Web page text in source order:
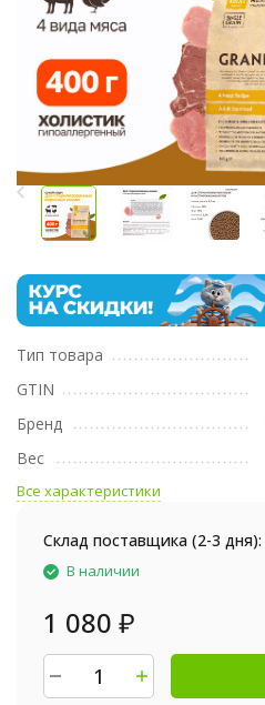
Тип товара
GTIN
Бренд
Вес
Все характеристики
Склад поставщика (2-3 дня):
В наличии
1 080 ₽